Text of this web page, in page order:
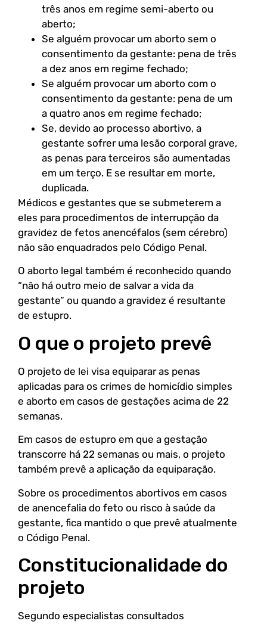
três anos em regime semi-aberto ou
aberto;
Se alguém provocar um aborto sem o
consentimento da gestante: pena de três
a dez anos em regime fechado;
Se alguém provocar um aborto com o
consentimento da gestante: pena de um
a quatro anos em regime fechado;
Se, devido ao processo abortivo, a
gestante sofrer uma lesão corporal grave,
as penas para terceiros são aumentadas
em um terço. E se resultar em morte,
duplicada.
Médicos e gestantes que se submeterem a
eles para procedimentos de interrupção da
gravidez de fetos anencéfalos (sem cérebro)
não são enquadrados pelo Código Penal.
O aborto legal também é reconhecido quando
“não há outro meio de salvar a vida da
gestante” ou quando a gravidez é resultante
de estupro.
O que o projeto prevê
O projeto de lei visa equiparar as penas
aplicadas para os crimes de homicídio simples
e aborto em casos de gestações acima de 22
semanas.
Em casos de estupro em que a gestação
transcorre há 22 semanas ou mais, o projeto
também prevê a aplicação da equiparação.
Sobre os procedimentos abortivos em casos
de anencefalia do feto ou risco à saúde da
gestante, fica mantido o que prevê atualmente
o Código Penal.
Constitucionalidade do
projeto
Segundo especialistas consultados